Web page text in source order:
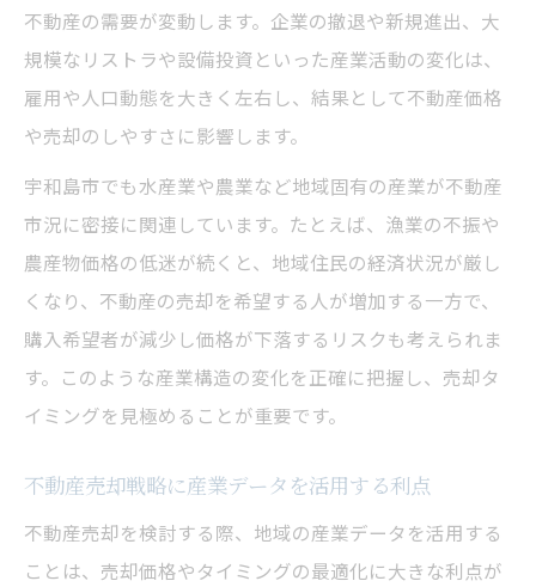
不動産の需要が変動します。企業の撤退や新規進出、大
規模なリストラや設備投資といった産業活動の変化は、
雇用や人口動態を大きく左右し、結果として不動産価格
や売却のしやすさに影響します。
宇和島市でも水産業や農業など地域固有の産業が不動産
市況に密接に関連しています。たとえば、漁業の不振や
農産物価格の低迷が続くと、地域住民の経済状況が厳し
くなり、不動産の売却を希望する人が増加する一方で、
購入希望者が減少し価格が下落するリスクも考えられま
す。このような産業構造の変化を正確に把握し、売却タ
イミングを見極めることが重要です。
不動産売却戦略に産業データを活用する利点
不動産売却を検討する際、地域の産業データを活用する
ことは、売却価格やタイミングの最適化に大きな利点が